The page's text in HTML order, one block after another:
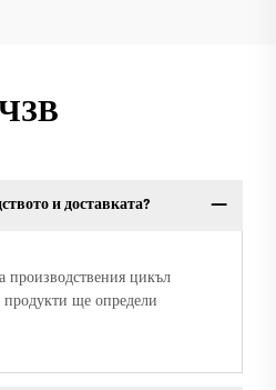
и доставката?
производствения цикъл
продукти ще определи